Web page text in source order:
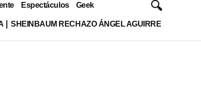
Espectáculos Geek
SHEINBAUM RECHAZO ÁNGEL AGUIRRE